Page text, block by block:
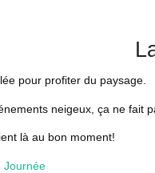
pour profiter du paysage.
neigeux, ça ne fait
là au bon moment!
Journée